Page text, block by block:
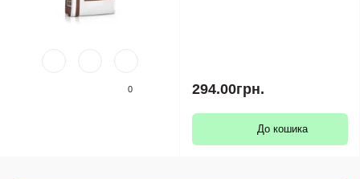
0 294.00грн.
До кошика